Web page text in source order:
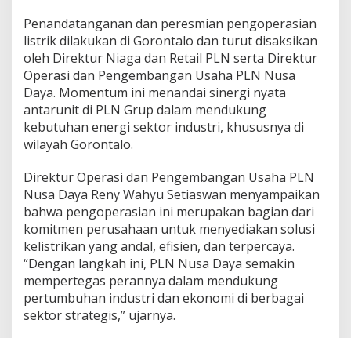
Penandatanganan dan peresmian pengoperasian
listrik dilakukan di Gorontalo dan turut disaksikan
oleh Direktur Niaga dan Retail PLN serta Direktur
Operasi dan Pengembangan Usaha PLN Nusa
Daya. Momentum ini menandai sinergi nyata
antarunit di PLN Grup dalam mendukung
kebutuhan energi sektor industri, khususnya di
wilayah Gorontalo.
Direktur Operasi dan Pengembangan Usaha PLN
Nusa Daya Reny Wahyu Setiaswan menyampaikan
bahwa pengoperasian ini merupakan bagian dari
komitmen perusahaan untuk menyediakan solusi
kelistrikan yang andal, efisien, dan terpercaya.
“Dengan langkah ini, PLN Nusa Daya semakin
mempertegas perannya dalam mendukung
pertumbuhan industri dan ekonomi di berbagai
sektor strategis,” ujarnya.